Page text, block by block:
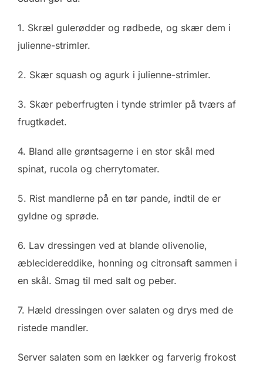
1. Skræl gulerødder og rødbede, og skær dem i
julienne-strimler.
2. Skær squash og agurk i julienne-strimler.
3. Skær peberfrugten i tynde strimler på tværs af
frugtkødet.
4. Bland alle grøntsagerne i en stor skål med
spinat, rucola og cherrytomater.
5. Rist mandlerne på en tør pande, indtil de er
gyldne og sprøde.
6. Lav dressingen ved at blande olivenolie,
æblecidereddike, honning og citronsaft sammen i
en skål. Smag til med salt og peber.
7. Hæld dressingen over salaten og drys med de
ristede mandler.
Server salaten som en lækker og farverig frokost